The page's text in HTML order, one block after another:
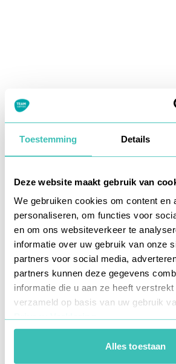
Toestemming Details
Deze website maakt gebruik van
We gebruiken cookies om content en
personaliseren, om functies voor
en om ons websiteverkeer te
informatie over uw gebruik van onze
partners voor social media,
partners kunnen deze gegevens
informatie die u aan ze heeft
verzameld op basis van uw gebruik
Alles toestaan
Application error: a client
-side
loadingwww.teamkappers.nl(see the
information).